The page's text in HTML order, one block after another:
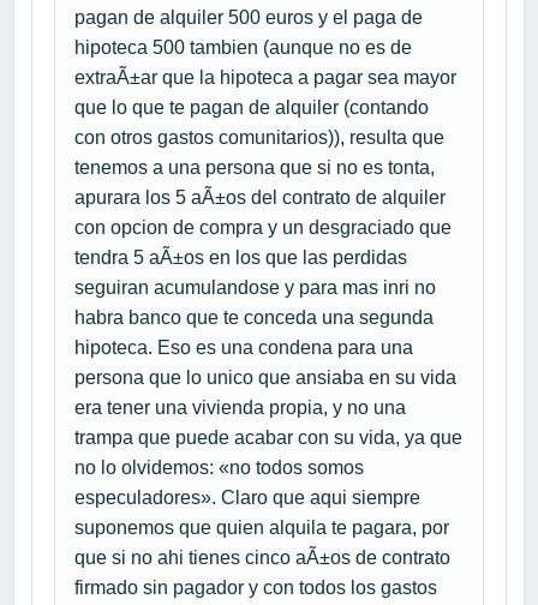
pagan de alquiler 500 euros y el paga de
hipoteca 500 tambien (aunque no es de
extraÃ±ar que la hipoteca a pagar sea mayor
que lo que te pagan de alquiler (contando
con otros gastos comunitarios)), resulta que
tenemos a una persona que si no es tonta,
apurara los 5 aÃ±os del contrato de alquiler
con opcion de compra y un desgraciado que
tendra 5 aÃ±os en los que las perdidas
seguiran acumulandose y para mas inri no
habra banco que te conceda una segunda
hipoteca. Eso es una condena para una
persona que lo unico que ansiaba en su vida
era tener una vivienda propia, y no una
trampa que puede acabar con su vida, ya que
no lo olvidemos: «no todos somos
especuladores». Claro que aqui siempre
suponemos que quien alquila te pagara, por
que si no ahi tienes cinco aÃ±os de contrato
firmado sin pagador y con todos los gastos